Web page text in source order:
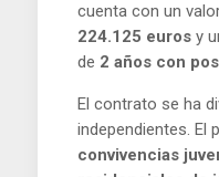
cuenta con un
224.125 euros y
de 2 años con
El contrato se ha
independientes. El
convivencias